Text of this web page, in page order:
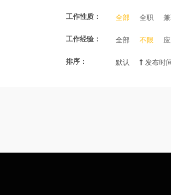
工作性质： 全部 全职
工作经验： 全部 不限
排序： 默认 发布时